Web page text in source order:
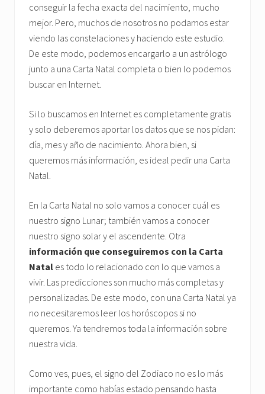
conseguir la fecha exacta del nacimiento, mucho
mejor. Pero, muchos de nosotros no podamos estar
viendo las constelaciones y haciendo este estudio.
De este modo, podemos encargarlo a un astrólogo
junto a una Carta Natal completa o bien lo podemos
buscar en Internet.
Si lo buscamos en Internet es completamente gratis
y solo deberemos aportar los datos que se nos pidan:
día, mes y año de nacimiento. Ahora bien, si
queremos más información, es ideal pedir una Carta
Natal.
En la Carta Natal no solo vamos a conocer cuál es
nuestro signo Lunar; también vamos a conocer
nuestro signo solar y el ascendente. Otra
información que conseguiremos con la Carta
Natal es todo lo relacionado con lo que vamos a
vivir. Las predicciones son mucho más completas y
personalizadas. De este modo, con una Carta Natal ya
no necesitaremos leer los horóscopos si no
queremos. Ya tendremos toda la información sobre
nuestra vida.
Como ves, pues, el signo del Zodiaco no es lo más
importante como habías estado pensando hasta